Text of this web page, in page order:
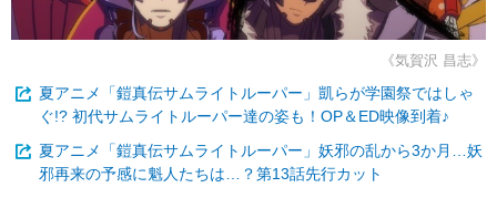
《気賀沢 昌志》
夏アニメ「鎧真伝サムライトルーパー」凱らが学園祭ではしゃ
ぐ!? 初代サムライトルーパー達の姿も！OP＆ED映像到着♪
夏アニメ「鎧真伝サムライトルーパー」妖邪の乱から3か月…妖
邪再来の予感に魁人たちは…？第13話先行カット